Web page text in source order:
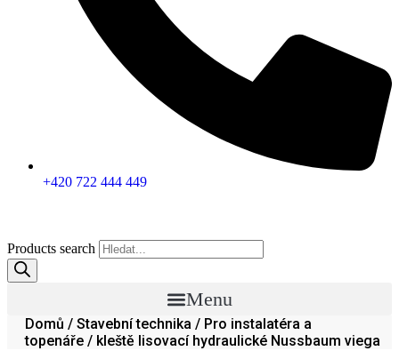
+420 722 444 449
Products search
Menu
Domů / Stavební technika / Pro instalatéra a
topenáře / kleště lisovací hydraulické Nussbaum viega